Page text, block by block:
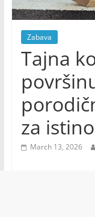
Zabava
Tajna
za
March 13, 2026